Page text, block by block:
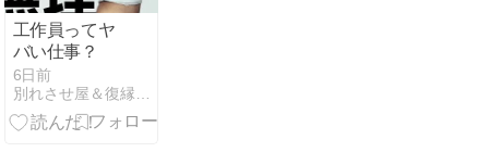
工作員ってヤ
バい仕事？
6日前